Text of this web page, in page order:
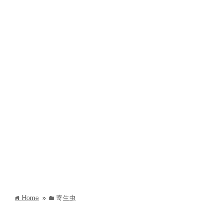
home Home » folder 寄生虫